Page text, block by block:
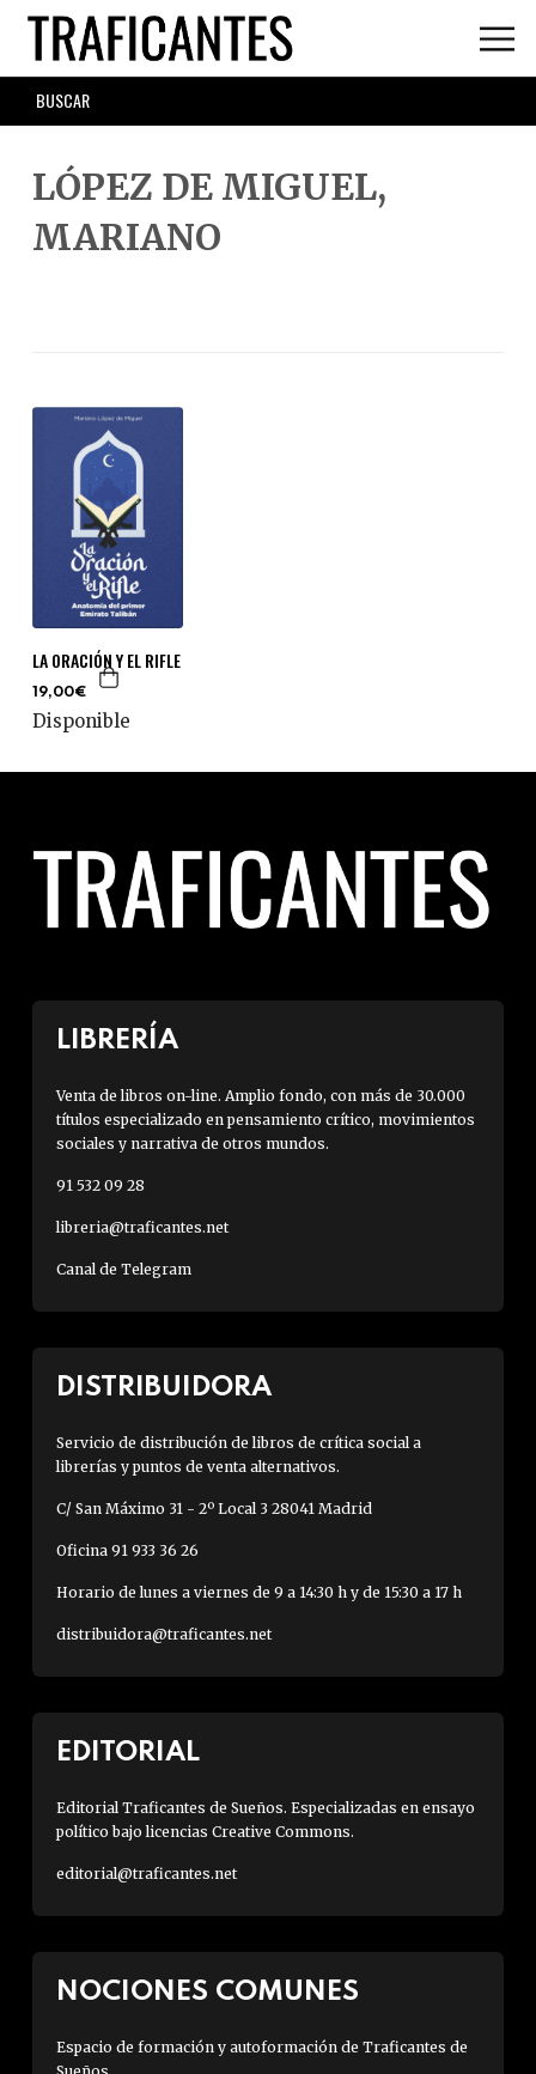
Skip
main
content
SEARCH
FORM
LÓPEZ DE MIGUEL,
MARIANO
LA ORACIÓN Y EL RIFLE
19,00€
Disponible
LIBRERÍA
Venta de libros on-line. Amplio fondo, con más de 30.000
títulos especializado en pensamiento crítico, movimientos
sociales y narrativa de otros mundos.
91 532 09 28
libreria@traficantes.net
Canal de Telegram
DISTRIBUIDORA
Servicio de distribución de libros de crítica social a
librerías y puntos de venta alternativos.
C/ San Máximo 31 - 2º Local 3 28041 Madrid
Oficina 91 933 36 26
Horario de lunes a viernes de 9 a 14:30 h y de 15:30 a 17 h
distribuidora@traficantes.net
EDITORIAL
Editorial Traficantes de Sueños. Especializadas en ensayo
político bajo licencias Creative Commons.
editorial@traficantes.net
NOCIONES COMUNES
Espacio de formación y autoformación de Traficantes de